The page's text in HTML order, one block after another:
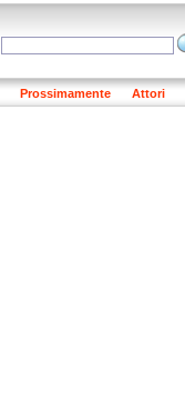
Prossimamente Attori